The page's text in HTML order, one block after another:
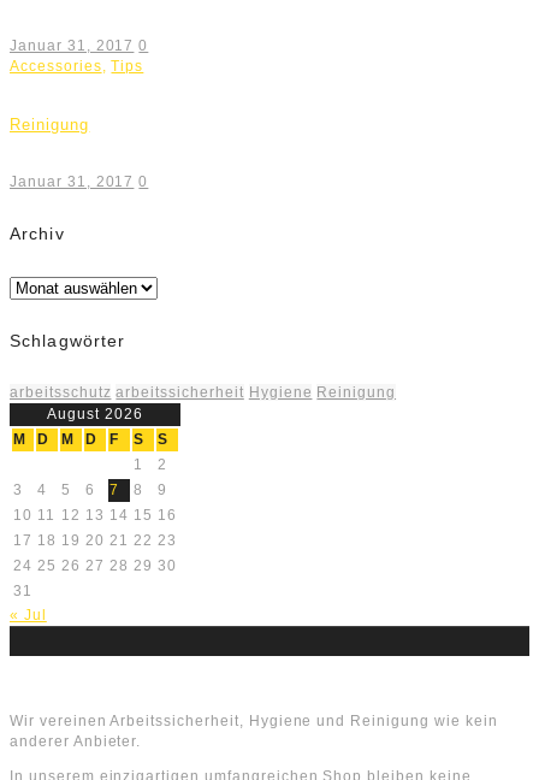
Januar 31, 2017 0
Accessories,Tips
Reinigung
Januar 31, 2017 0
Archiv
Archiv
Schlagwörter
arbeitsschutz arbeitssicherheit Hygiene Reinigung
August 2026
M
D M D F S
S
1
2
3
4 5 6 7 8
9
10 11 12 13 14 15 16
17 18 19 20 21 22 23
24 25 26 27 28 29 30
31
« Jul
Wir vereinen Arbeitssicherheit, Hygiene und Reinigung wie kein
anderer Anbieter.
In unserem einzigartigen umfangreichen Shop bleiben keine